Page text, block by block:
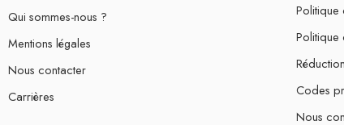
Qui sommes-nous ?
Mentions légales
Nous contacter
Carrières
Politique
Politique
Codes
Nous